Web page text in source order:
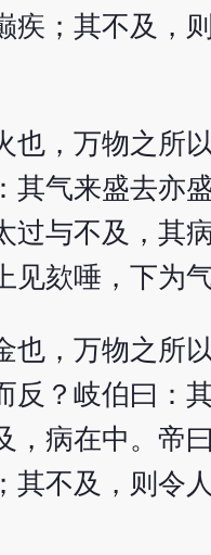
；其不及，
也，万物之所
气来盛去亦
与不及，其
欬唾，下为
，万物之所
反？岐伯曰：
，病在中。帝
不及，则令